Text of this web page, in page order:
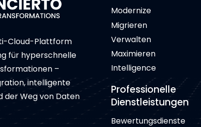
Cloud-Plattform
für hyperschnelle
–
intelligente
der Weg von Daten
Modernize
Migrieren
Verwalten
Maximieren
Intelligence
Professionelle
Dienstleistungen
Bewertungsdienste